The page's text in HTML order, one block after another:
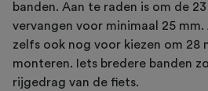
banden. Aan te raden is om de
vervangen voor minimaal 25 mm.
zelfs ook nog voor kiezen om 28
monteren. Iets bredere banden
rijgedrag van de fiets.